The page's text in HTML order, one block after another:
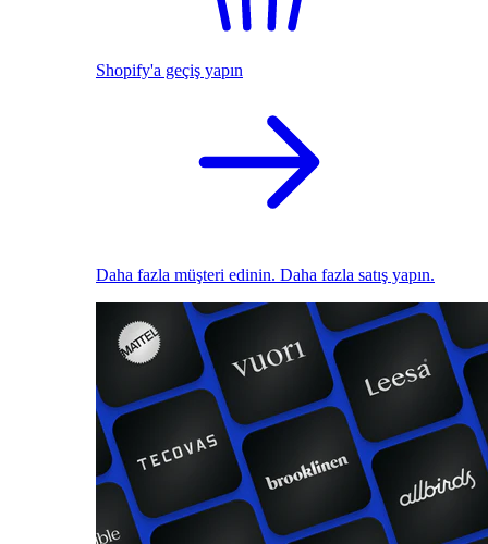
Shopify'a geçiş yapın
Daha fazla müşteri edinin. Daha fazla satış yapın.